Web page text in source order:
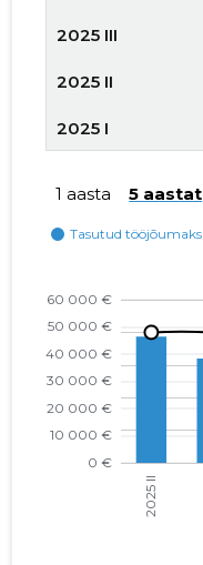
2025 III
2025 II
2025 I
2023 IV
2023 III
2023 II
1 aasta 5 aastat